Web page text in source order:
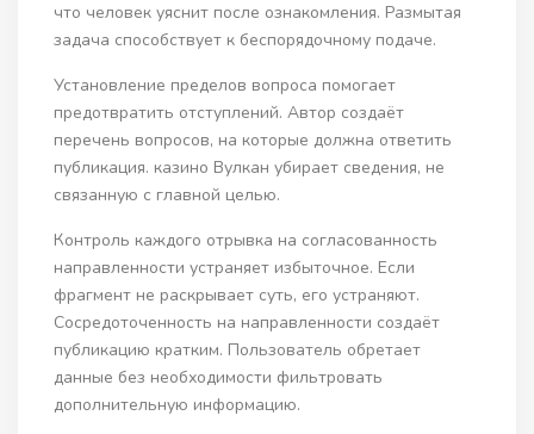
что человек уяснит после ознакомления. Размытая
задача способствует к беспорядочному подаче.
Установление пределов вопроса помогает
предотвратить отступлений. Автор создаёт
перечень вопросов, на которые должна ответить
публикация. казино Вулкан убирает сведения, не
связанную с главной целью.
Контроль каждого отрывка на согласованность
направленности устраняет избыточное. Если
фрагмент не раскрывает суть, его устраняют.
Сосредоточенность на направленности создаёт
публикацию кратким. Пользователь обретает
данные без необходимости фильтровать
дополнительную информацию.